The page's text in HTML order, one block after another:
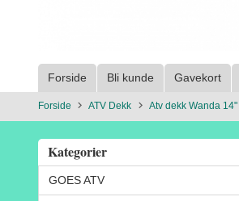
Forside Bli kunde Gavekort
Forside ATV Dekk Atv dekk Wanda 14"
Kategorier
GOES ATV